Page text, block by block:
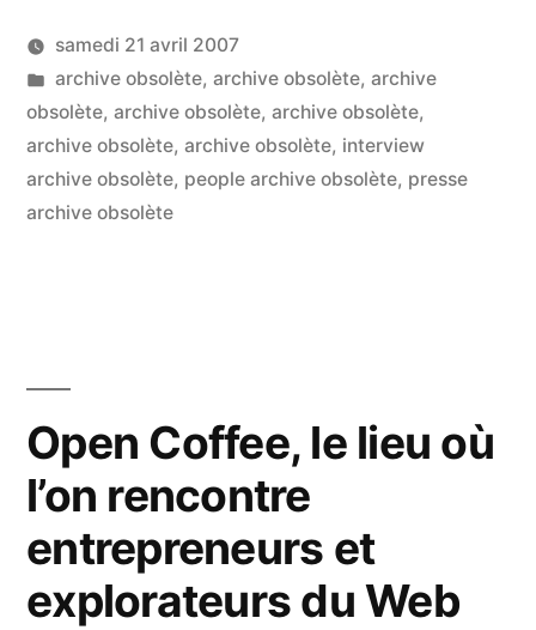
Publié
par
LucL
samedi 21 avril 2007
Publié
dans
archive obsolète, archive obsolète, archive
obsolète, archive obsolète, archive obsolète,
archive obsolète, archive obsolète, interview
archive obsolète, people archive obsolète, presse
archive obsolète
Open Coffee, le lieu où
l’on rencontre
entrepreneurs et
explorateurs du Web